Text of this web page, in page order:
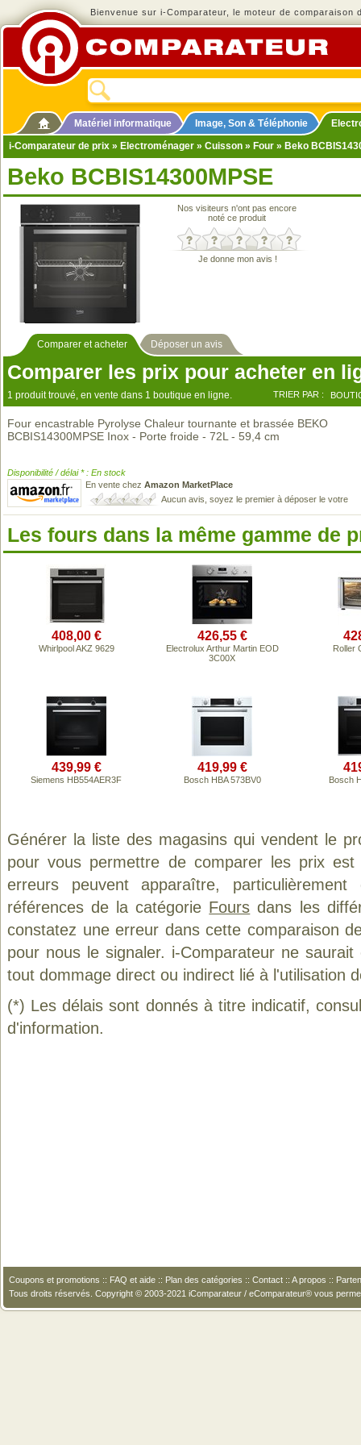
Bienvenue sur i-Comparateur, le moteur de comparaison
Matériel informatique Image, Son & Téléphonie
i-Comparateur de prix » Electroménager » Cuisson » Four » Beko
Beko BCBIS14300MPSE
Nos visiteurs n'ont pas encore
noté ce produit
Je donne mon avis !
Comparer et acheter Déposer un avis
Comparer les prix pour acheter en
1 produit trouvé, en vente dans 1 boutique en ligne. TRIER PAR :
Four encastrable Pyrolyse Chaleur tournante et brassée BEKO
BCBIS14300MPSE Inox - Porte froide - 72L - 59,4 cm
Disponibilité / délai * : En stock
En vente chez Amazon MarketPlace
Aucun avis, soyez le premier à déposer le votre
Les fours dans la même gamme de
408,00 €
Whirlpool AKZ 9629
426,55 €
Electrolux Arthur Martin EOD
3C00X
Roller
439,99 €
Siemens HB554AER3F
419,99 €
Bosch HBA 573BV0 Bosch
Générer la liste des magasins qui vendent le
pour vous permettre de comparer les prix
erreurs peuvent apparaître,
références de la catégorie Fours dans les
constatez une erreur dans cette comparaison
pour nous le signaler. i-Comparateur ne
tout dommage direct ou indirect lié à l'utilisation
(*) Les délais sont donnés à titre indicatif,
d'information.
Coupons et promotions :: FAQ et aide :: Plan des catégories :: Contact :: A propos ::
Tous droits réservés. Copyright © 2003-2021 iComparateur / eComparateur® vous